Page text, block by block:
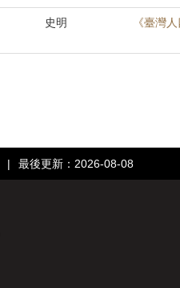
史明 《臺灣
| 最後更新：2026-08-08